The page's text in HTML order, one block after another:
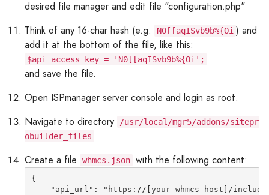
desired file manager and edit file "configuration.php"
Think of any 16-char hash (e.g.
N0[[aqISvb9b%{Oi ) and
add it at the bottom of the file, like this:
$api_access_key = 'N0[[aqISvb9b%{Oi';
and save the file.
Open ISPmanager server console and login as root.
Navigate to directory
/usr/local/mgr5/addons/sitepr
obuilder_files
Create a file whmcs.json with the following content:
{
    "api_url": "
https://[your-whmcs-host]/